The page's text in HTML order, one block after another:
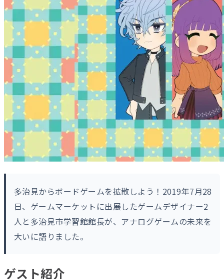
多治見からボードゲームを拡散しよう！2019年7月28
日、ゲームマーケットに出展したゲームデザイナー2
人と多治見市学習館館長が、アナログゲームの未来を
大いに語りました。
ゲスト紹介